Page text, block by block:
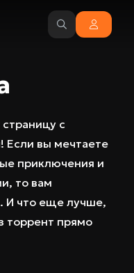
с
вы мечтаете
приключения и
то вам
И что еще лучше,
торрент прямо